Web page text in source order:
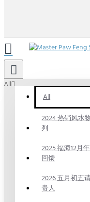
All
All
2024 热销风水
列
2025 福海12月
回馈
2026 五月初五
贵人